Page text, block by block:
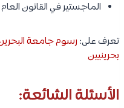
الماجستير في القانون العام
تعرف على:
بحرينيين
الأسئلة الشائعة: